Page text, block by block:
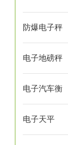
防爆电子秤
电子地磅秤
电子汽车衡
电子天平